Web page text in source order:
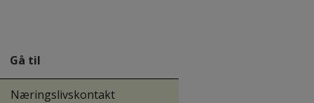
Gå til
Næringslivskontakt